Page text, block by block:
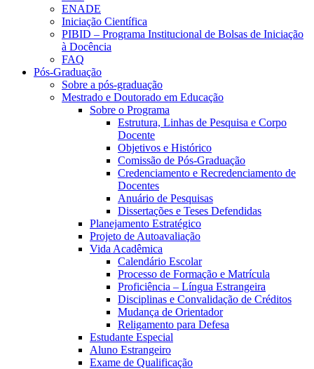
ENADE
Iniciação Científica
PIBID – Programa Institucional de Bolsas de Iniciação
à Docência
FAQ
Pós-Graduação
Sobre a pós-graduação
Mestrado e Doutorado em Educação
Sobre o Programa
Estrutura, Linhas de Pesquisa e Corpo
Docente
Objetivos e Histórico
Comissão de Pós-Graduação
Credenciamento e Recredenciamento de
Docentes
Anuário de Pesquisas
Dissertações e Teses Defendidas
Planejamento Estratégico
Projeto de Autoavaliação
Vida Acadêmica
Calendário Escolar
Processo de Formação e Matrícula
Proficiência – Língua Estrangeira
Disciplinas e Convalidação de Créditos
Mudança de Orientador
Religamento para Defesa
Estudante Especial
Aluno Estrangeiro
Exame de Qualificação